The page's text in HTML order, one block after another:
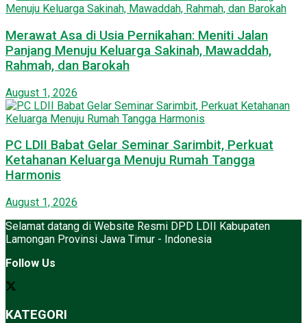
Merawat Asa di Usia Pernikahan: Meniti Jalan
Panjang Menuju Keluarga Sakinah, Mawaddah,
Rahmah, dan Barokah
August 1, 2026
PC LDII Babat Gelar Seminar Sarimbit, Perkuat
Ketahanan Keluarga Menuju Rumah Tangga
Harmonis
August 1, 2026
Selamat datang di Website Resmi DPD LDII Kabupaten
Lamongan Provinsi Jawa Timur - Indonesia
Follow Us
KATEGORI